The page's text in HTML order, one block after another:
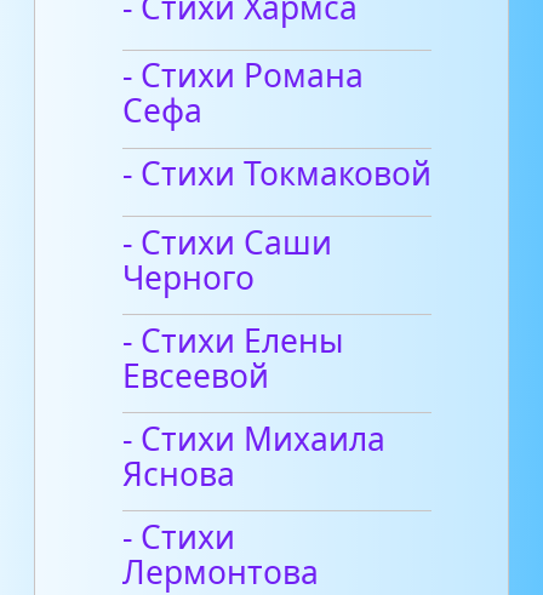
- Стихи Романа
Сефа
- Стихи Токмаковой
- Стихи Саши
Черного
- Стихи Елены
Евсеевой
- Стихи Михаила
Яснова
- Стихи
Лермонтова